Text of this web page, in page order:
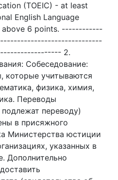
(TOEIC) - at least
English Language
above 6 points. ------------
2.
Собеседование:
которые учитываются
физика, химия,
Переводы
переводу)
в присяжного
Министерства юстиции
указанных в
Дополнительно